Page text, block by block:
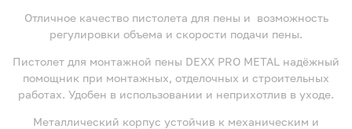
Отличное качество пистолета для пены и возможность
регулировки объема и скорости подачи пены.
Пистолет для монтажной пены DEXX PRO METAL надёжный
помощник при монтажных, отделочных и строительных
работах. Удобен в использовании и неприхотлив в уходе.
Металлический корпус устойчив к механическим и